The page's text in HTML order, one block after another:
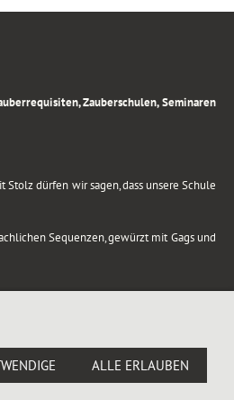
Zauberschulen, Seminaren
dürfen wir sagen, dass unsere Schule
Sequenzen, gewürzt mit Gags und
ALLE ERLAUBEN